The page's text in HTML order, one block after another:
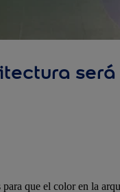
que el color en la